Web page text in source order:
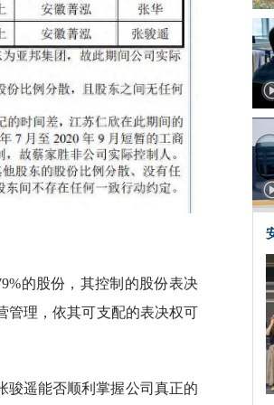
的股份，其控制的股份表决
管理，依其可支配的表决权可
骏遥能否顺利掌握公司真正的